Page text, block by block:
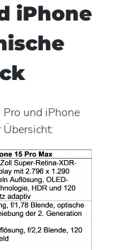
iPhone
und iPhone